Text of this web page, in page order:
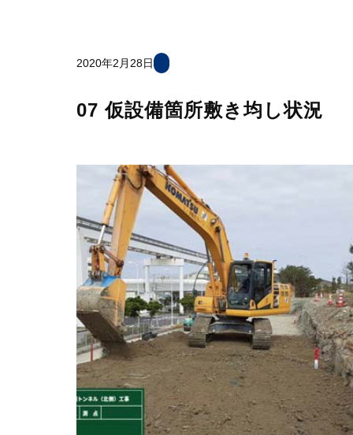
2020年2月28日
07 仮設備箇所敷き均し状況